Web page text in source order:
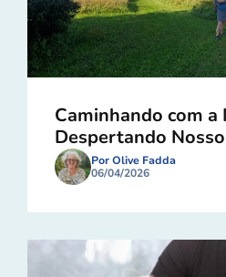
Caminhando com a
Despertando
Por Olive Fadda
06/04/2026